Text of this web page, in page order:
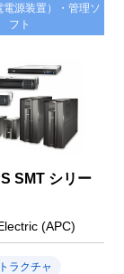
電源装置）・管理ソ
フト
SMT シリー
(APC)
ラクチャ